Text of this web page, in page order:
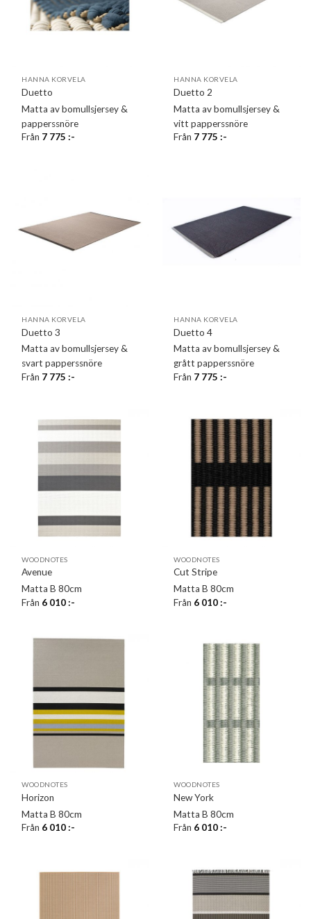
HANNA KORVELA
Duetto
Matta av bomullsjersey &
papperssnöre
Från 7 775:-
HANNA KORVELA
Duetto 2
Matta av bomullsjersey &
vitt papperssnöre
Från 7 775:-
HANNA KORVELA
Duetto 3
Matta av bomullsjersey &
svart papperssnöre
Från 7 775:-
HANNA KORVELA
Duetto 4
Matta av bomullsjersey &
grått papperssnöre
Från 7 775:-
WOODNOTES
Avenue
Matta B 80cm
Från 6 010:-
WOODNOTES
Cut Stripe
Matta B 80cm
Från 6 010:-
WOODNOTES
Horizon
Matta B 80cm
Från 6 010:-
WOODNOTES
New York
Matta B 80cm
Från 6 010:-